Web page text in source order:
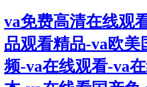
va免费高清在线观
品观看精品-va欧美
频-va在线观看-va